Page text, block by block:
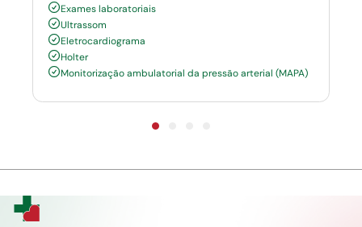
Exames laboratoriais
Ultrassom
Eletrocardiograma
Holter
Monitorização ambulatorial da pressão arterial (MAPA)